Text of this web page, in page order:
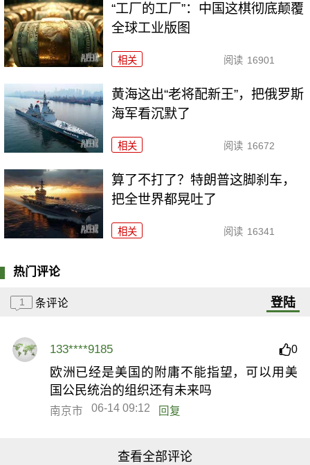
“工厂的工厂”：中国这棋彻底颠覆
全球工业版图
相关 阅读 16901
黄海这出“老将配新王”，把俄罗斯
海军看沉默了
相关 阅读 16672
算了不打了？特朗普这脚刹车，
把全世界都晃吐了
相关 阅读 16341
热门评论
1 条评论 登陆
133****9185 0
欧洲已经是美国的附庸不能指望，可以用美
国公民统治的组织还有未来吗
南京市 06-14 09:12 回复
查看全部评论